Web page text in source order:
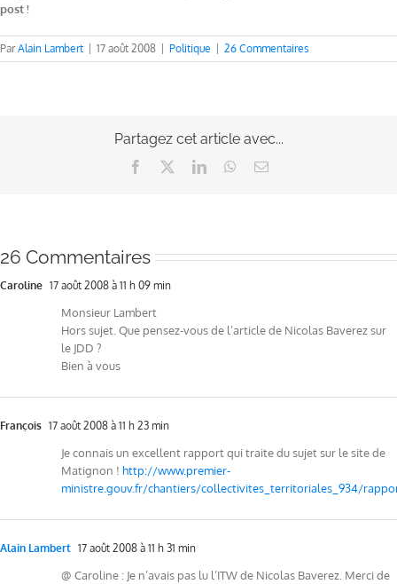
post !
ParAlain Lambert 17 août 2008 Politique 26 Commentaires
Partagez cet article avec...
Facebook LinkedInWhatsApp
Email
26 Commentaires
Caroline 17 août 2008 à 11 h 09 min
Monsieur Lambert
Hors sujet. Que pensez-vous de l’article de Nicolas Baverez sur
le JDD ?
Bien à vous
François 17 août 2008 à 11 h 23 min
Je connais un excellent rapport qui traite du sujet sur le site de
Matignon ! http://www.premier-
ministre.gouv.fr/chantiers/collectivites_territoriales_934/
Alain Lambert 17 août 2008 à 11 h 31 min
@ Caroline : Je n’avais pas lu l’ITW de Nicolas Baverez. Merci de